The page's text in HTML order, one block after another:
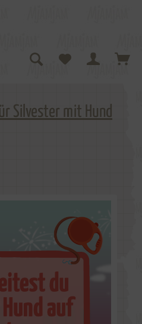
Silvester mit Hund